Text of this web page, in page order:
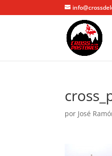
por José